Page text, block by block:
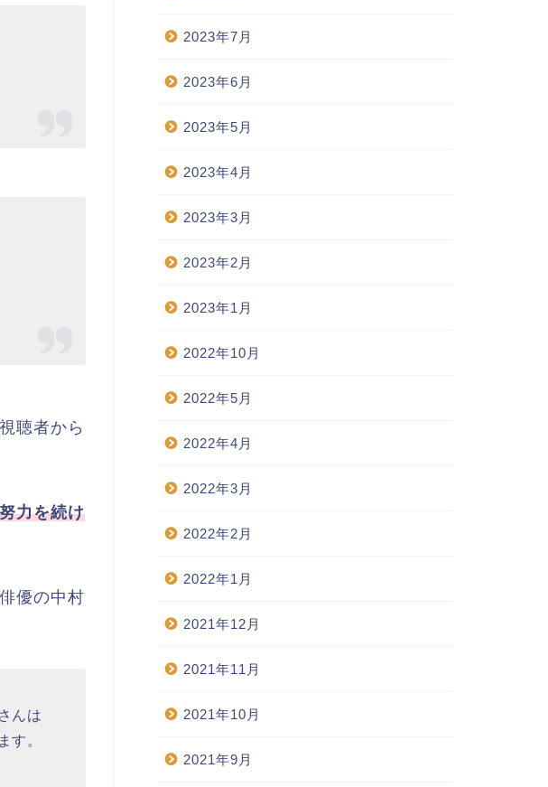
聴者から
力を続け
優の中村
んは
す。
2023年7月
2023年6月
2023年5月
2023年4月
2023年3月
2023年2月
2023年1月
2022年10月
2022年5月
2022年4月
2022年3月
2022年2月
2022年1月
2021年12月
2021年11月
2021年10月
2021年9月